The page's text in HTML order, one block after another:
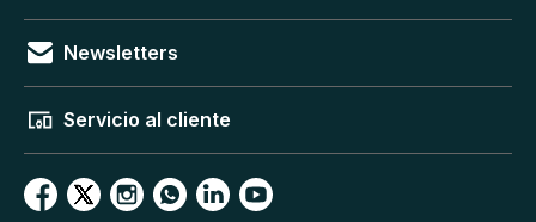
Newsletters
Servicio al cliente